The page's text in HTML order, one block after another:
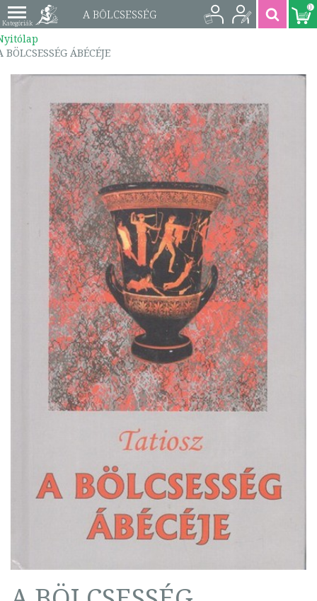
A BÖLCSESSÉG
9789639100787
0
BÖLCSESSÉG ÁBÉCÉJE